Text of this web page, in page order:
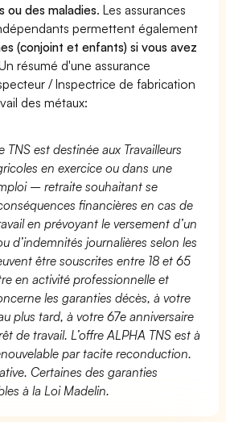
ou des maladies. Les assurances
permettent également
(conjoint et enfants) si vous avez
résumé d'une assurance
/ Inspectrice de fabrication
des métaux:
TNS est destinée aux Travailleurs
en exercice ou dans une
– retraite souhaitant se
financières en cas de
en prévoyant le versement d’un
d’indemnités journalières selon les
être souscrites entre 18 et 65
en activité professionnelle et
les garanties décès, à votre
plus tard, à votre 67e anniversaire
de travail. L’offre ALPHA TNS est à
par tacite reconduction.
Certaines des garanties
à la Loi Madelin.